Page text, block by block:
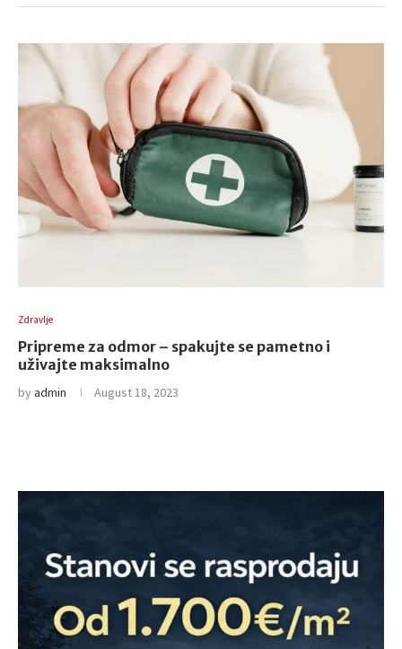
Zdravlje
Pripreme za odmor – spakujte se pametno i
uživajte maksimalno
byadmin August 18, 2023